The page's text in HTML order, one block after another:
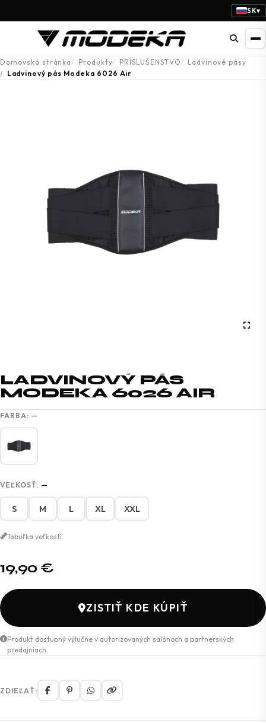
SK▾
Domovská stránka Produkty PRÍSLUŠENSTVO
Ladvinové pásy
Ladvinový pás Modeka 6026 Air
LADVINOVÝ PÁS
MODEKA 6026 AIR
FARBA: —
VEĽKOSŤ: —
S M L XL XXL
Tabuľka veľkostí
19,90 €
ZISTIŤ KDE KÚPIŤ
Produkt dostupný výlučne v autorizovaných salónoch a partnerských
predajniach.
ZDIEĽAŤ: